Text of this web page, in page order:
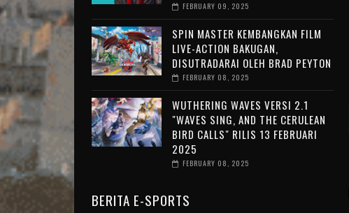
FEBRUARY 09, 2025
SPIN MASTER KEMBANGKAN FILM
LIVE-ACTION BAKUGAN,
DISUTRADARAI OLEH BRAD PEYTON
FEBRUARY 08, 2025
WUTHERING WAVES VERSI 2.1
"WAVES SING, AND THE CERULEAN
BIRD CALLS" RILIS 13 FEBRUARI
2025
FEBRUARY 08, 2025
BERITA E-SPORTS